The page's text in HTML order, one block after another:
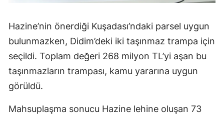
Hazine’nin önerdiği Kuşadası’ndaki parsel uygun
bulunmazken, Didim’deki iki taşınmaz trampa için
seçildi. Toplam değeri 268 milyon TL’yi aşan bu
taşınmazların trampası, kamu yararına uygun
görüldü.
Mahsuplaşma sonucu Hazine lehine oluşan 73